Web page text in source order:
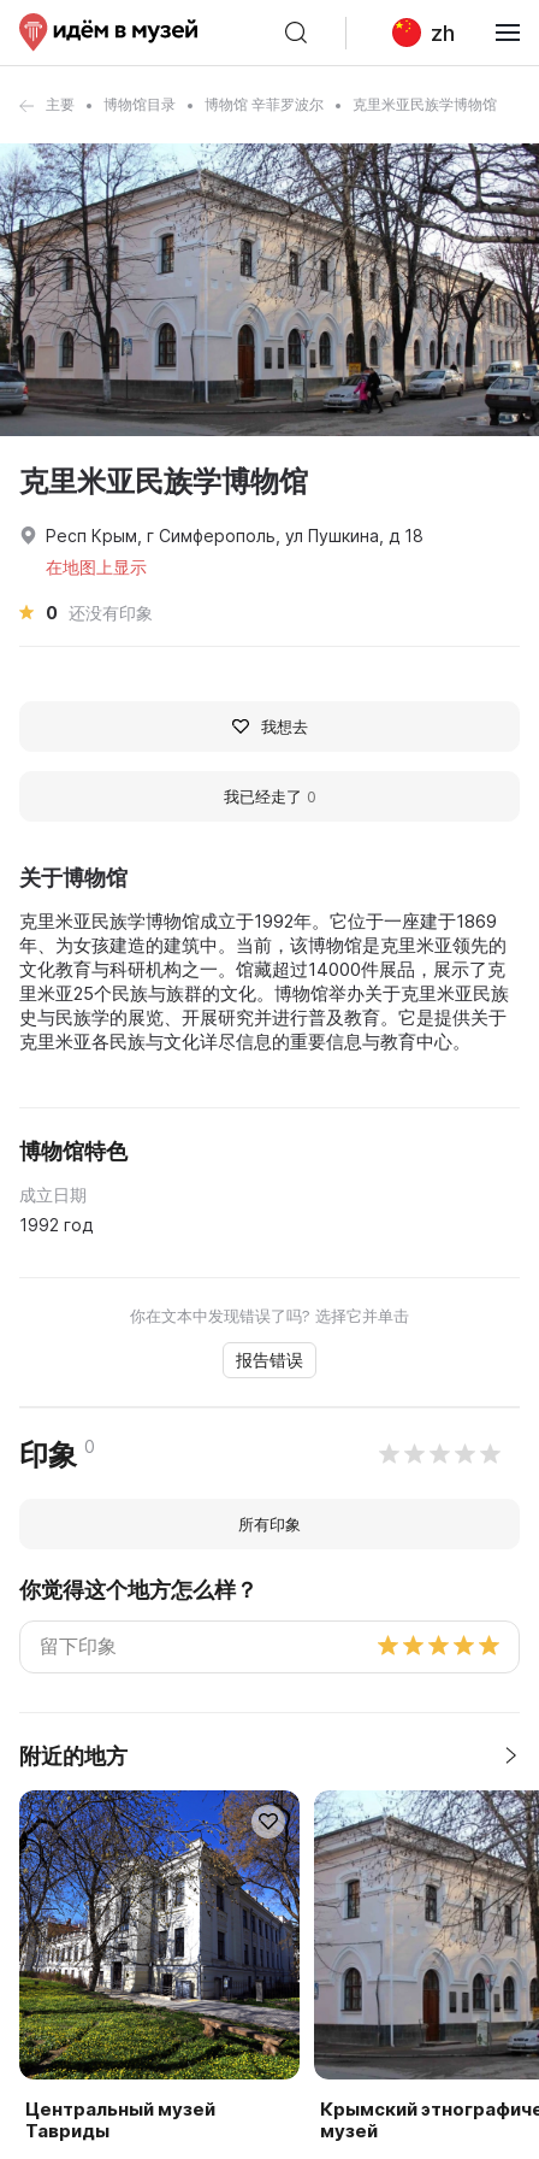
zh
主要 博物馆目录 博物馆 辛菲罗波尔 克里米亚民族学博物馆
关于博物馆
克里米亚民族学博物馆成立于1992年。它位于一座建于1869
年、为女孩建造的建筑中。当前，该博物馆是克里米亚领先的
文化教育与科研机构之一。馆藏超过14000件展品，展示了克
里米亚25个民族与族群的文化。博物馆举办关于克里米亚民族
史与民族学的展览、开展研究并进行普及教育。它是提供关于
克里米亚各民族与文化详尽信息的重要信息与教育中心。
博物馆特色
成立日期
1992 год
你在文本中发现错误了吗? 选择它并单击
报告错误
印象 0
所有印象
你觉得这个地方怎么样？
附近的地方
Центральный музей
Тавриды
Крымский
музей
克里米亚民族学博物馆
Респ Крым, г Симферополь, ул Пушкина, д 18
在地图上显示
0 还没有印象
我想去
我已经走了 0